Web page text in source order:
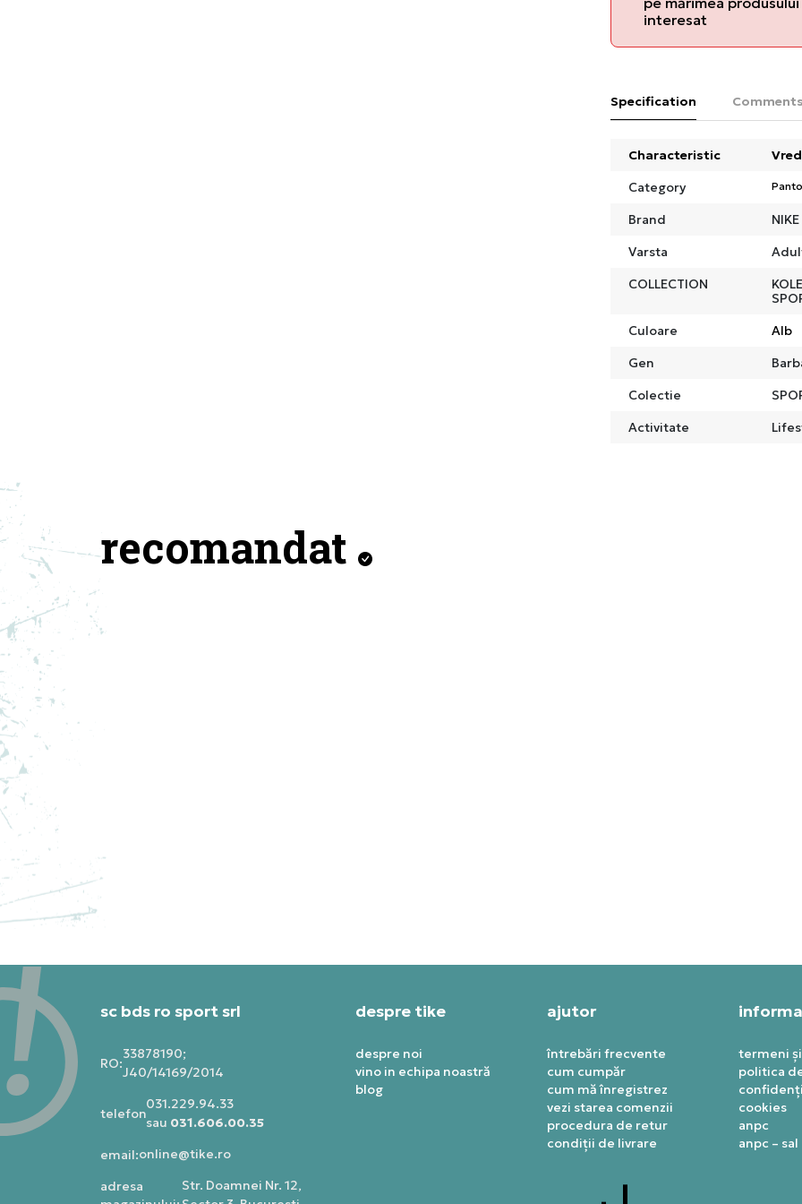
interesat
Specification
Characteristic
Category
Brand
NIKE
Varsta
COLLECTION
Culoare
Alb
Gen
Colectie
Activitate
recomandat
sc bds ro sport srl
RO:
33878190;
J40/14169/2014
telefon:
031.229.94.33
sau 031.606.00.35
email:online@tike.ro
adresa
Str. Doamnei Nr. 12,
despre tike
despre noi
vino in echipa noastră
blog
ajutor
întrebări frecvente
cum cumpăr
cum mă înregistrez
vezi starea comenzii
procedura de retur
condiții de livrare
termeni
politica
cookies
anpc
anpc – sal